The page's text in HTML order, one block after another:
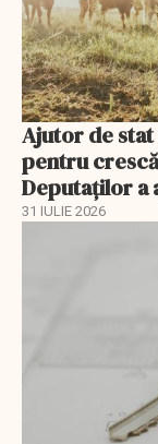
Ajutor de stat
pentru
Deputaților a
31 IULIE 2026